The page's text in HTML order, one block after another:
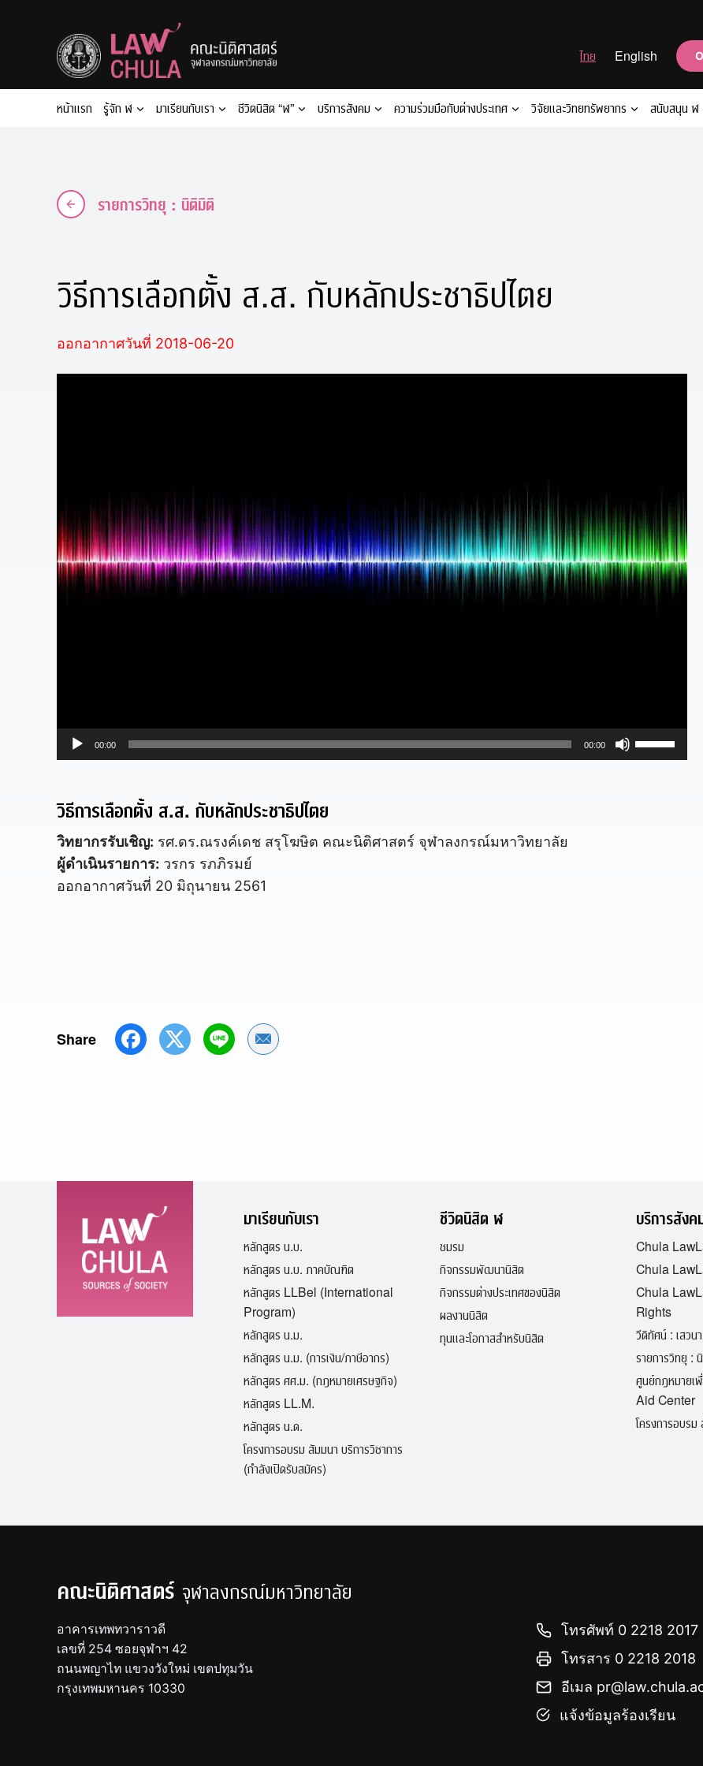
ไทย English
หน้าแรก รู้จัก ฬ มาเรียนกับเรา ชีวิตนิสิต “ฬ” บริการสังคม ความร่วมมือกับต่างประเทศ วิจัยและวิทยทรัพยากร สนับสนุน ฬ
รายการวิทยุ : นิติมิติ
วิธีการเลือกตั้ง ส.ส. กับหลักประชาธิปไตย
ออกอากาศวันที่ 2018-06-20
ว
ล่
ไ
ฟ
ล์
00:00 00:00
ใ
ช้
ล
ด
ร
ะ
ดั
บ
เ
สี
ย
ง
วิธีการเลือกตั้ง ส.ส. กับหลักประชาธิปไตย
วิทยากรรับเชิญ: รศ.ดร.ณรงค์เดช สรุโฆษิต คณะนิติศาสตร์ จุฬาลงกรณ์มหาวิทยาลัย
ผู้ดำเนินรายการ: วรกร รภภิรมย์
ออกอากาศวันที่ 20 มิถุนายน 2561
Share Share by Email
มาเรียนกับเรา
หลักสูตร น.บ.
หลักสูตร น.บ. ภาคบัณฑิต
หลักสูตร LLBel (International
Program)
หลักสูตร น.ม.
หลักสูตร น.ม. (การเงิน/ภาษีอากร)
หลักสูตร ศศ.ม. (กฎหมายเศรษฐกิจ)
หลักสูตร LL.M.
หลักสูตร น.ด.
โครงการอบรม สัมมนา บริการวิชาการ
(กำลังเปิดรับสมัคร)
ชีวิตนิสิต ฬ
ชมรม
กิจกรรมพัฒนานิสิต
กิจกรรมต่างประเทศของนิสิต
ผลงานนิสิต
ทุนและโอกาสสำหรับนิสิต
บริการสังค
Chula
Chula
Chula
Rights
วีดิทัศน์ : เสวน
รายการวิทยุ :
ศูนย์กฎหมายเ
Aid Center
โครงการอบรม
คณะนิติศาสตร์ จุฬาลงกรณ์มหาวิทยาลัย
อาคารเทพทวาราวดี
เลขที่ 254 ซอยจุฬาฯ 42
ถนนพญาไท แขวงวังใหม่ เขตปทุมวัน
กรุงเทพมหานคร 10330
โทรศัพท์ 0 2218 2017
โทรสาร 0 2218 2018
อีเมล
แจ้งข้อมูลร้องเรียน